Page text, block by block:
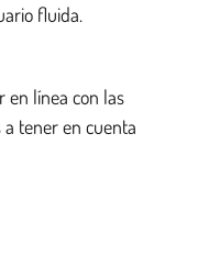
fluida.
en línea con las
a tener en cuenta